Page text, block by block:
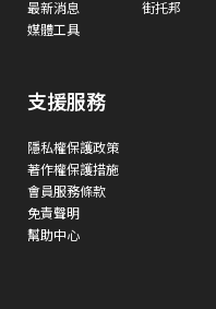
最新消息
媒體工具
街托邦
支援服務
隱私權保護政策
著作權保護措施
會員服務條款
免責聲明
幫助中心